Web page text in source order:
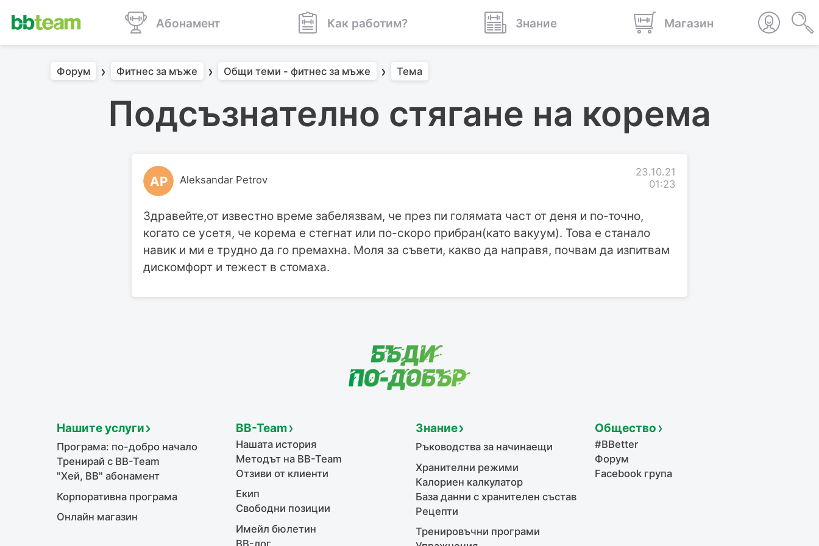
Абонамент Как работим? Знание Магазин
Форум Фитнес за мъже Общи теми - фитнес за мъже Тема
Подсъзнателно стягане на корема
AP Aleksandar Petrov
23.10.21
01:23
Здравейте,от известно време забелязвам, че през пи голямата част от деня и по-точно,
когато се усетя, че корема е стегнат или по-скоро прибран(като вакуум). Това е станало
навик и ми е трудно да го премахна. Моля за съвети, какво да направя, почвам да изпитвам
дискомфорт и тежест в стомаха.
Нашите услуги
Програма: по-добро начало
Тренирай с BB-Team
"Хей, ВВ" абонамент
Корпоративна програма
Онлайн магазин
BB-Team
Нашата история
Методът на BB-Team
Отзиви от клиенти
Екип
Свободни позиции
Имейл бюлетин
BB-лог
Знание
Ръководства за начинаещи
Хранителни режими
Калориен калкулатор
База данни с хранителен състав
Рецепти
Тренировъчни програми
Общество
#BBetter
Форум
Facebook група